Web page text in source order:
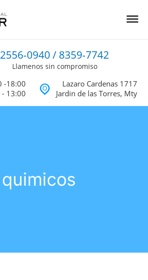
y Aislantes
Llamenos
2556-0940 / 8359-7742
Llamenos sin compromiso
-18:00
- 13:00
Lazaro Cardenas 1717
Jardin de las Torres, Mty
quimicos